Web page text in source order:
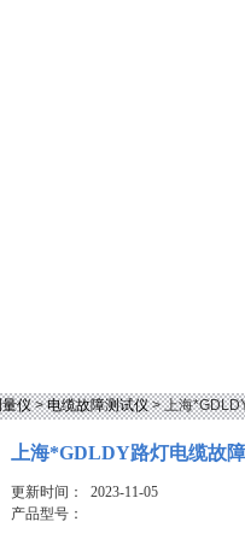
仪>电缆故障测试仪> 上海
上海*GDLDY路灯电缆故
更新时间： 2023-11-05
产品型号：